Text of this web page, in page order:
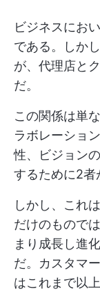
ビジネスにお
である。しか
が、代理店と
だ。
この関係は単
ラボレーショ
性、ビジョン
するために2者
しかし、これ
だけのもので
まり成長し進
だ。カスタマ
はこれまで以